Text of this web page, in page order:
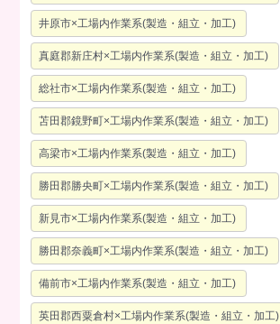
井原市×工場内作業系(製造・組立・加工)
真庭郡新庄村×工場内作業系(製造・組立・加工)
総社市×工場内作業系(製造・組立・加工)
苫田郡鏡野町×工場内作業系(製造・組立・加工)
高梁市×工場内作業系(製造・組立・加工)
勝田郡勝央町×工場内作業系(製造・組立・加工)
新見市×工場内作業系(製造・組立・加工)
勝田郡奈義町×工場内作業系(製造・組立・加工)
備前市×工場内作業系(製造・組立・加工)
英田郡西粟倉村×工場内作業系(製造・組立・加工)